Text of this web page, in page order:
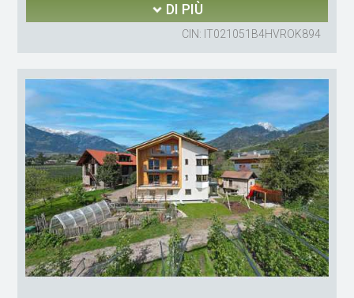
DI PIÙ
CIN: IT021051B4HVROK894